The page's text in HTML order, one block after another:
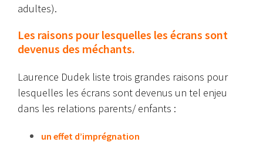
adultes).
Les raisons pour lesquelles les écrans sont
devenus des méchants.
Laurence Dudek liste trois grandes raisons pour
lesquelles les écrans sont devenus un tel enjeu
dans les relations parents/ enfants :
un effet d’imprégnation